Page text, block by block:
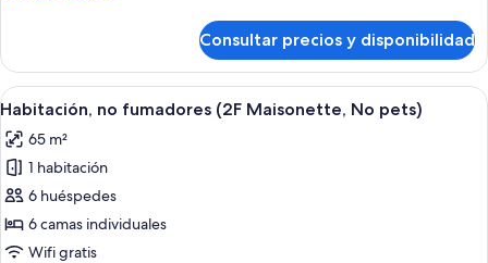
Side,
No
pets
allowed)
cuádruple,
no
fumadores
Pool
Side,
No
pets
allowed)
Consultar precios y disponibilidad
Abrir
todas
las
fotos
de
Habitación,
no
Habitación de hotel con tres camas,
11
Habitación, no fumadores (2F Maisonette, No pets)
65 m²
1 habitación
6 huéspedes
6 camas individuales
Wifi gratis